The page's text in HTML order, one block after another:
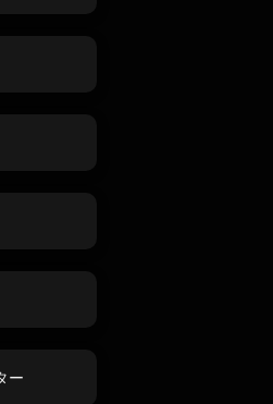
ー